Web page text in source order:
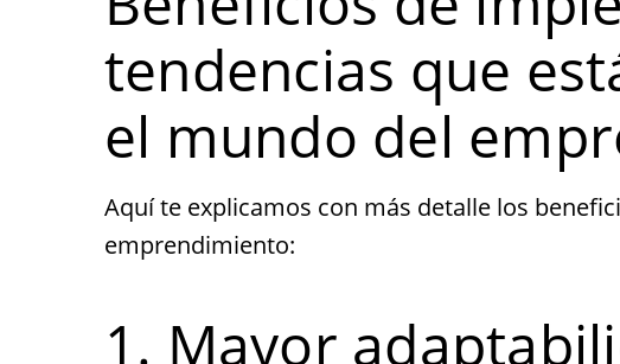
tendencias que
el mundo del
Aquí te explicamos con más detalle los
emprendimiento:
1. Mayor